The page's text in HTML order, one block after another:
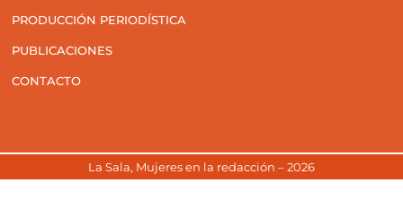
PRODUCCIÓN PERIODÍSTICA
PUBLICACIONES
CONTACTO
La Sala, Mujeres en la redacción – 2026